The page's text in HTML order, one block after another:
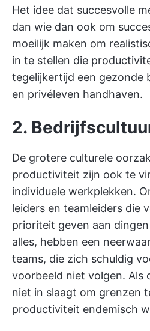
Het idee dat succesvolle
dan wie dan ook om
moeilijk maken om
in te stellen die
tegelijkertijd een gezonde
en privéleven handhaven.
2.
De grotere culturele
productiviteit zijn ook te
individuele werkplekken.
leiders en teamleiders die
prioriteit geven aan
alles, hebben een
teams, die zich schuldig
voorbeeld niet volgen. Als
niet in slaagt om grenzen
productiviteit endemisch